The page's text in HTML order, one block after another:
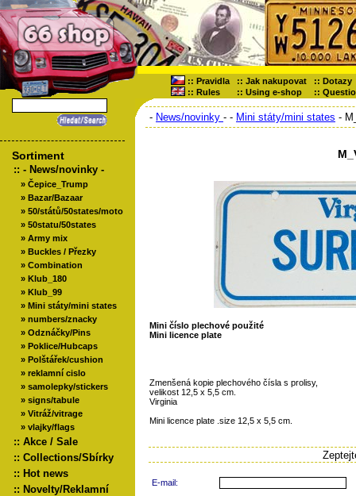
:: Pravidla :: Jak nakupovat :: Dotazy
:: Rules :: Using e-shop ::
Sortiment
:: - News/novinky -
» Čepice_Trump
» Bazar/Bazaar
» 50/států/50states/moto
» 50statu/50states
» Army mix
» Buckles / Přezky
» Combination
» Klub_180
» Klub_99
» Mini státy/mini states
» numbers/znacky
» Odznáčky/Pins
» Poklice/Hubcaps
» Polštářek/cushion
» reklamní cislo
» samolepky/stickers
» signs/tabule
» Vitráž/vitrage
» vlajky/flags
:: Akce / Sale
:: Collections/Sbírky
:: Hot news
:: Novelty/Reklamní
- News/novinky - - Mini státy/mini states -
Mini číslo plechové použité
Mini licence plate
Zmenšená kopie plechového čísla s prolisy,
velikost 12,5 x 5,5 cm.
Virginia
Mini licence plate .size 12,5 x 5,5 cm.
E-mail: